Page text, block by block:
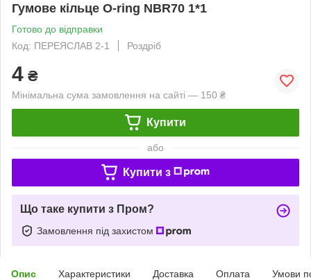
Гумове кільце O-ring NBR70 1*1
Готово до відправки
Код: ПЕРЕЯСЛАВ 2-1
Роздріб
4 ₴
Мінімальна сума замовлення на сайті — 150 ₴
Купити
або
Купити з
Що таке купити з Пром?
Замовлення під захистом
Опис Характеристики Доставка Оплата Умови